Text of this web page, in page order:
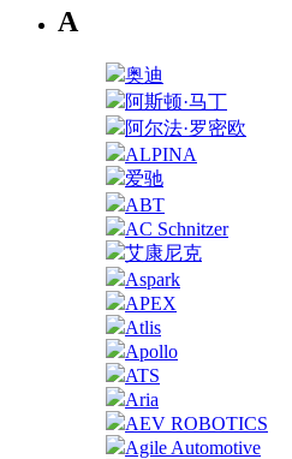
A
奥迪
阿斯顿·马丁
阿尔法·罗密欧
ALPINA
爱驰
ABT
AC Schnitzer
艾康尼克
Aspark
APEX
Atlis
Apollo
ATS
Aria
AEV ROBOTICS
Agile Automotive